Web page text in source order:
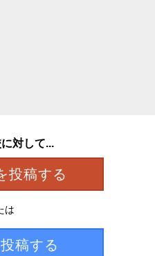
対して...
投稿する
は
稿する